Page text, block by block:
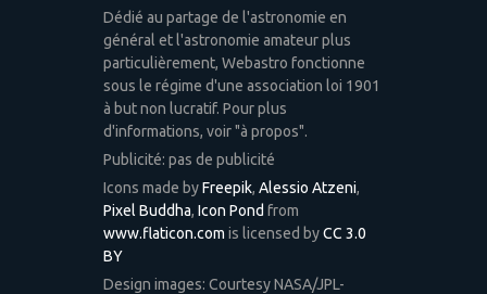
Dédié au partage de l'astronomie en
général et l'astronomie amateur plus
particulièrement, Webastro fonctionne
sous le régime d'une association loi 1901
à but non lucratif. Pour plus
d'informations, voir "à propos".
Publicité: pas de publicité
Icons made byFreepik, Alessio Atzeni,
Pixel Buddha, Icon Pond from
www.flaticon.com is licensed byCC 3.0
BY
Design images: Courtesy NASA/JPL-